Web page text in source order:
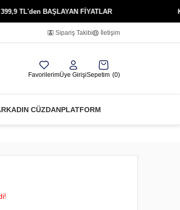
FİYATLAR KREDİ
Sipariş Takibi İletişim
FavorilerimÜye GirişiSepetim 0
KADIN CÜZDANPLATFORM